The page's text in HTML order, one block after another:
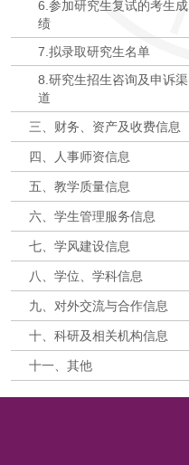
6.参加研究生复试的考生成
绩
7.拟录取研究生名单
8.研究生招生咨询及申诉渠
道
三、财务、资产及收费信息
四、人事师资信息
五、教学质量信息
六、学生管理服务信息
七、学风建设信息
八、学位、学科信息
九、对外交流与合作信息
十、科研及相关机构信息
十一、其他